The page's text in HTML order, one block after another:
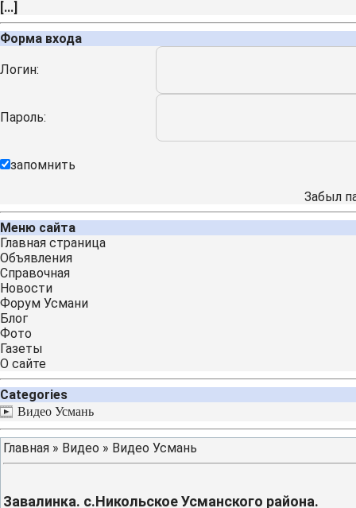
[...]
Форма входа
Логин:
Пароль:
запомнить
Забыл
Меню сайта
Главная страница
Объявления
Справочная
Новости
Форум Усмани
Блог
Фото
Газеты
О сайте
Categories
Видео Усмань
Главная » Видео » Видео Усмань
Завалинка. с.Никольское Усманского района.